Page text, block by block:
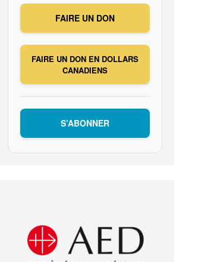
FAIRE UN DON
FAIRE UN DON EN DOLLARS
CANADIENS
S’ABONNER